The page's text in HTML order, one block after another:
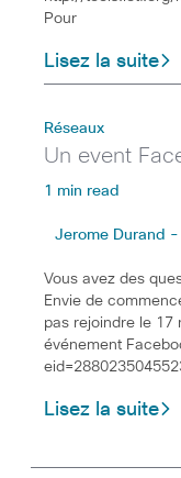
Pour
Lisez la suite
Réseaux
Un event
1 min read
Jerome Durand
Vous avez des
Envie de
pas rejoindre le 17
événement
Lisez la suite